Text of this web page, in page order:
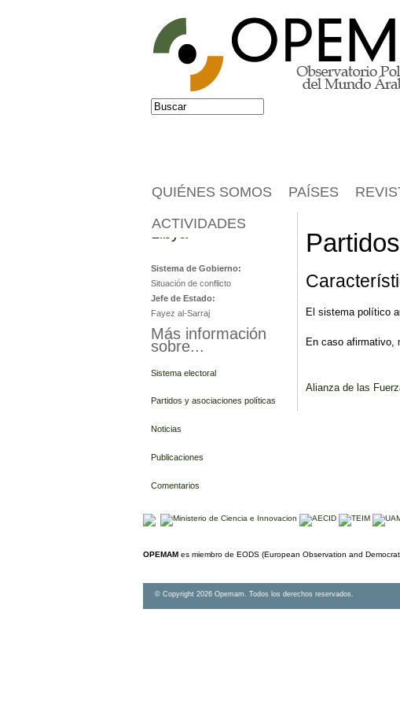
Formulario de búsqueda
Buscar
El sistema político
En caso afirmativo,
Alianza de las
QUIÉNES SOMOS PAÍSES
ACTIVIDADES
Libya
Sistema de Gobierno:
Situación de conflicto
Jefe de Estado:
Fayez al-Sarraj
Más información
sobre...
Sistema electoral
Partidos y asociaciones políticas
Noticias
Publicaciones
Comentarios
OPEMAM es miembro de EODS (European Observation and
© Copyright 2026 Opemam. Todos los derechos reservados.